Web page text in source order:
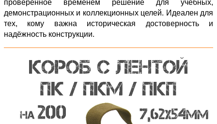
проверенное временем решение для учебных,
демонстрационных и коллекционных целей. Идеален для
тех, кому важна историческая достоверность и
надёжность конструкции.